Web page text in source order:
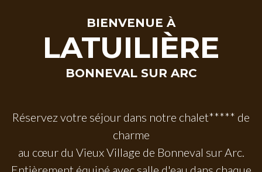
BIENVENUE À
LATUILIÈRE
BONNEVAL SUR ARC
Réservez votre séjour dans notre chalet***** de
charme
au cœur du Vieux Village de Bonneval sur Arc.